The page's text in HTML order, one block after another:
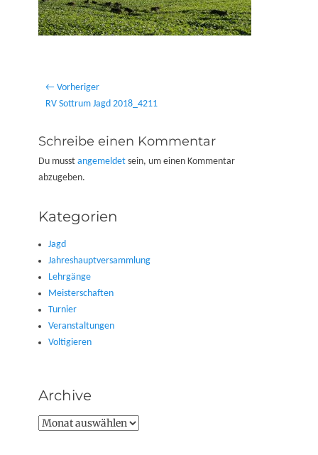
Beitragsnavigation
← Vorheriger
Vorheriger
RV Sottrum Jagd 2018_4211
Schreibe einen Kommentar
Du musst angemeldet sein, um einen Kommentar
abzugeben.
Kategorien
Jagd
Jahreshauptversammlung
Lehrgänge
Meisterschaften
Turnier
Veranstaltungen
Voltigieren
Archive
Archive